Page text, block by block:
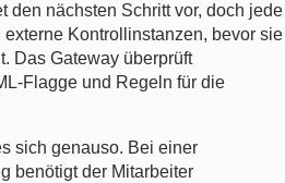
den nächsten Schritt vor, doch jede
Kontrollinstanzen, bevor sie
Das Gateway überprüft
Flagge und Regeln für die
sich genauso. Bei einer
benötigt der Mitarbeiter